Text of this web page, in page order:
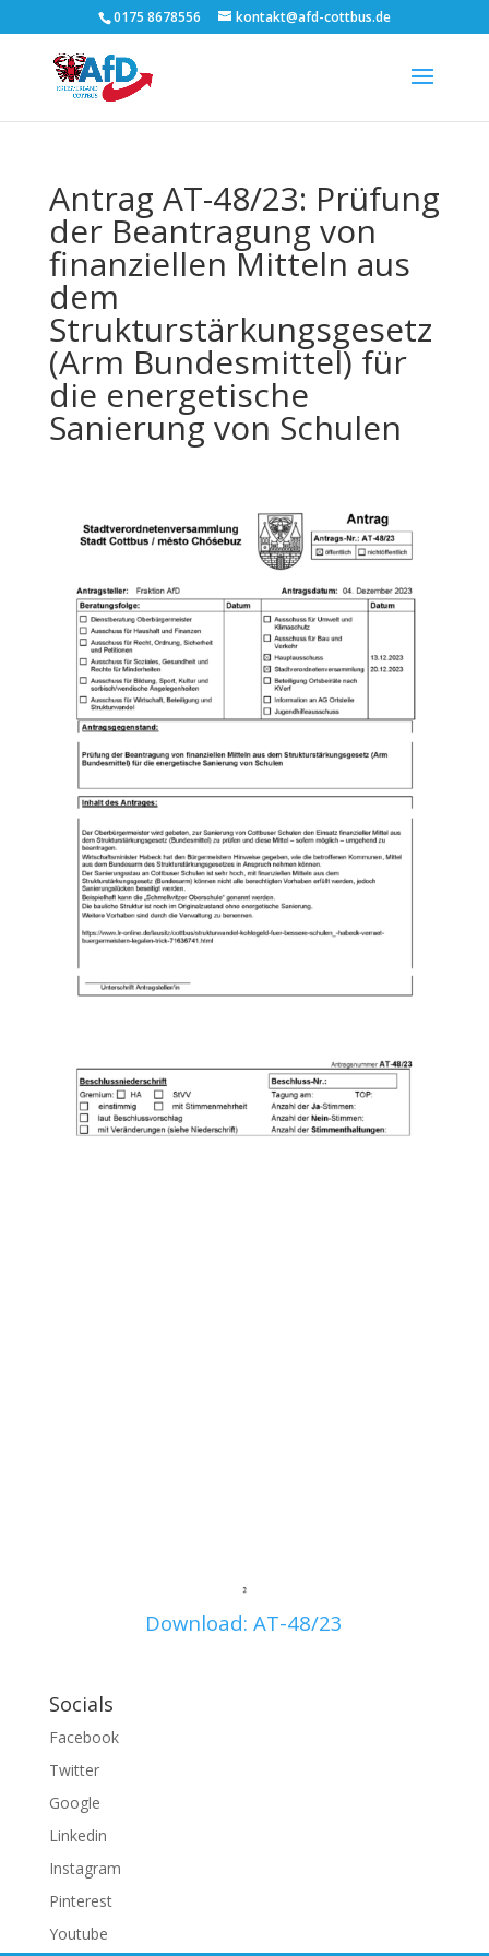
0175 8678556 kontakt@afd-cottbus.de
Antrag AT-48/23: Prüfung
der Beantragung von
finanziellen Mitteln aus
dem
Strukturstärkungsgesetz
(Arm Bundesmittel) für
die energetische
Sanierung von Schulen
Download: AT-48/23
Socials
Facebook
Twitter
Google
Linkedin
Instagram
Pinterest
Youtube